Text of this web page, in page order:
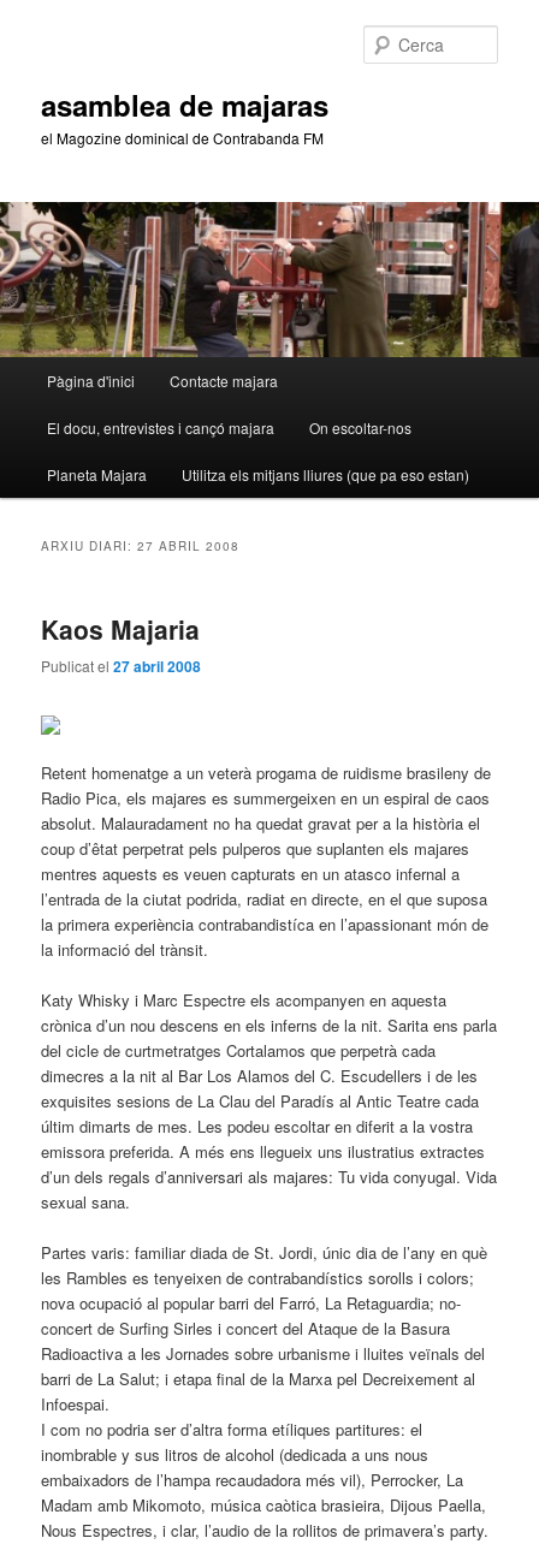
asamblea de majaras
el Magozine dominical de Contrabanda FM
principal
Pàgina d'inici Contacte majara
El docu, entrevistes i cançó majara On escoltar-nos
Planeta Majara Utilitza els mitjans lliures (que pa eso estan)
ARXIU DIARI:27 ABRIL 2008
Kaos Majaria
Publicat el27 abril 2008
Retent homenatge a un veterà progama de ruidisme brasileny de
Radio Pica, els majares es summergeixen en un espiral de caos
absolut. Malauradament no ha quedat gravat per a la història el
coup d’êtat perpetrat pels pulperos que suplanten els majares
mentres aquests es veuen capturats en un atasco infernal a
l’entrada de la ciutat podrida, radiat en directe, en el que suposa
la primera experiència contrabandistíca en l’apassionant món de
la informació del trànsit.
Katy Whisky i Marc Espectre els acompanyen en aquesta
crònica d’un nou descens en els inferns de la nit. Sarita ens parla
del cicle de curtmetratges Cortalamos que perpetrà cada
dimecres a la nit al Bar Los Alamos del C. Escudellers i de les
exquisites sesions de La Clau del Paradís al Antic Teatre cada
últim dimarts de mes. Les podeu escoltar en diferit a la vostra
emissora preferida. A més ens llegueix uns ilustratius extractes
d’un dels regals d’anniversari als majares: Tu vida conyugal. Vida
sexual sana.
Partes varis: familiar diada de St. Jordi, únic dia de l’any en què
les Rambles es tenyeixen de contrabandístics sorolls i colors;
nova ocupació al popular barri del Farró, La Retaguardia; no-
concert de Surfing Sirles i concert del Ataque de la Basura
Radioactiva a les Jornades sobre urbanisme i lluites veïnals del
barri de La Salut; i etapa final de la Marxa pel Decreixement al
Infoespai.
I com no podria ser d’altra forma etíliques partitures: el
inombrable y sus litros de alcohol (dedicada a uns nous
embaixadors de l’hampa recaudadora més vil), Perrocker, La
Madam amb Mikomoto, música caòtica brasieira, Dijous Paella,
Nous Espectres, i clar, l’audio de la rollitos de primavera’s party.